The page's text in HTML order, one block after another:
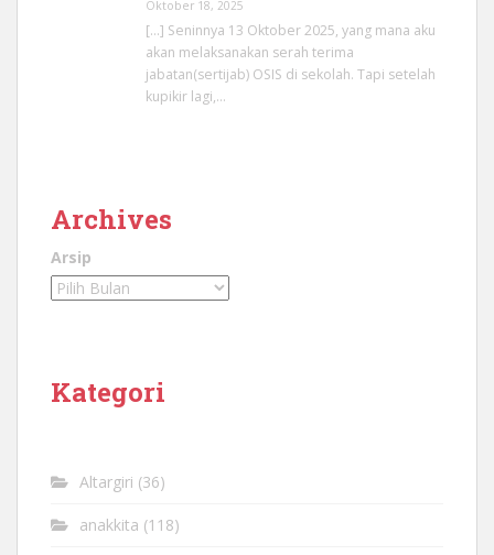
Oktober 18, 2025
[…] Seninnya 13 Oktober 2025, yang mana aku
akan melaksanakan serah terima
jabatan(sertijab) OSIS di sekolah. Tapi setelah
kupikir lagi,…
Archives
Arsip
Kategori
Altargiri (36)
anakkita (118)